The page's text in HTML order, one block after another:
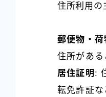
住所利用の
郵便物・荷
住所がある
居住証明 :
転免許証な